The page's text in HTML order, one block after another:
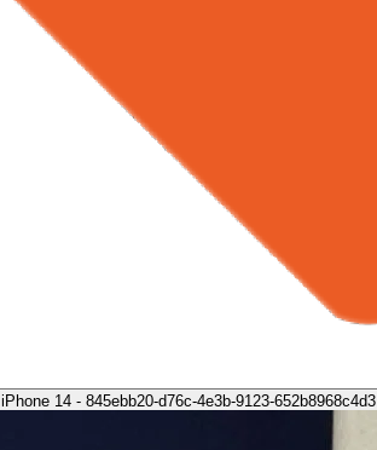
iPhone 14 - 845ebb20-d76c-4e3b-9123-652b8968c4d3